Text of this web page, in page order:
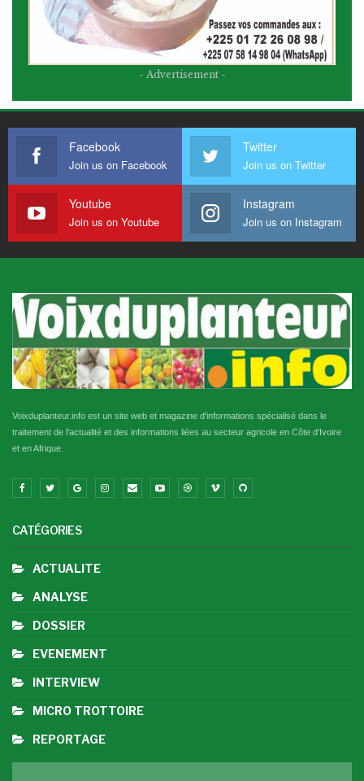
- Advertisement -
Facebook
Join us on Facebook
Twitter
Join us on Twitter
Youtube
Join us on Youtube
Instagram
Join us on Instagram
Voixduplanteur.info est un site web et magazine d'informations spécialisé dans le
traitement de l'actualité et des informations liées au secteur agricole en Côte d'Ivoire
et en Afrique.
CATÉGORIES
ACTUALITE
ANALYSE
DOSSIER
EVENEMENT
INTERVIEW
MICRO TROTTOIRE
REPORTAGE